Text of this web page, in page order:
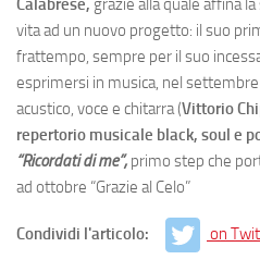
Calabrese, grazie alla quale affina
vita ad un nuovo progetto: il suo
frattempo, sempre per il suo
esprimersi in musica, nel
acustico, voce e chitarra (Vittorio
repertorio musicale black, soul e
“Ricordati di me”, primo step che
ad ottobre “Grazie al Celo”
Condividi l'articolo: on